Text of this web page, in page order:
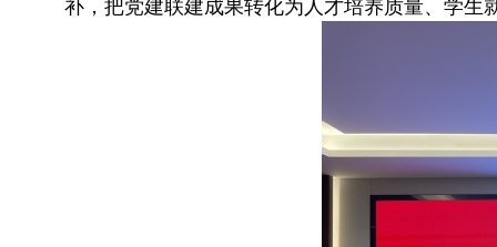
补，把党建联建成果转化为人才培养质量、学生